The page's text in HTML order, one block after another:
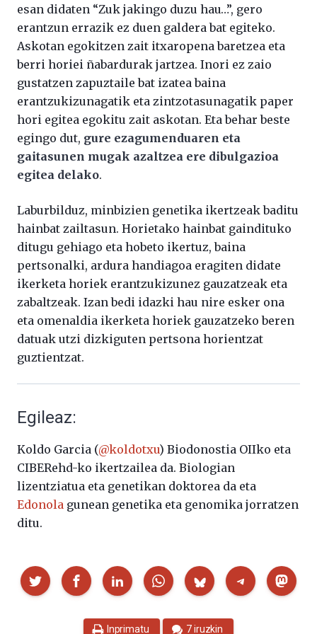
esan didaten “Zuk jakingo duzu hau…”, gero
erantzun errazik ez duen galdera bat egiteko.
Askotan egokitzen zait itxaropena baretzea eta
berri horiei ñabardurak jartzea. Inori ez zaio
gustatzen zapuztaile bat izatea baina
erantzukizunagatik eta zintzotasunagatik paper
hori egitea egokitu zait askotan. Eta behar beste
egingo dut, gure ezagumenduaren eta
gaitasunen mugak azaltzea ere dibulgazioa
egitea delako.
Laburbilduz, minbizien genetika ikertzeak baditu
hainbat zailtasun. Horietako hainbat gaindituko
ditugu gehiago eta hobeto ikertuz, baina
pertsonalki, ardura handiagoa eragiten didate
ikerketa horiek erantzukizunez gauzatzeak eta
zabaltzeak. Izan bedi idazki hau nire esker ona
eta omenaldia ikerketa horiek gauzatzeko beren
datuak utzi dizkiguten pertsona horientzat
guztientzat.
Egileaz:
Koldo Garcia (@koldotxu) Biodonostia OIIko eta
CIBERehd-ko ikertzailea da. Biologian
lizentziatua eta genetikan doktorea da eta
Edonola gunean genetika eta genomika jorratzen
ditu.
Partekatu
Inprimatu 7 iruzkin